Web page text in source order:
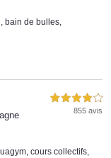
, bain de bulles,
4,0 étoiles sur 5
855 avis
cours collectifs